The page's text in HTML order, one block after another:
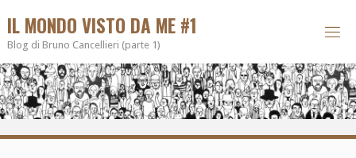
IL MONDO VISTO DA ME #1
Blog di Bruno Cancellieri (parte 1)